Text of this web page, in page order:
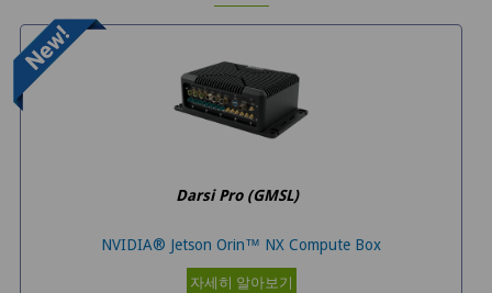
Darsi Pro (GMSL)
NVIDIA® Jetson Orin™ NX Compute Box
자세히 알아보기